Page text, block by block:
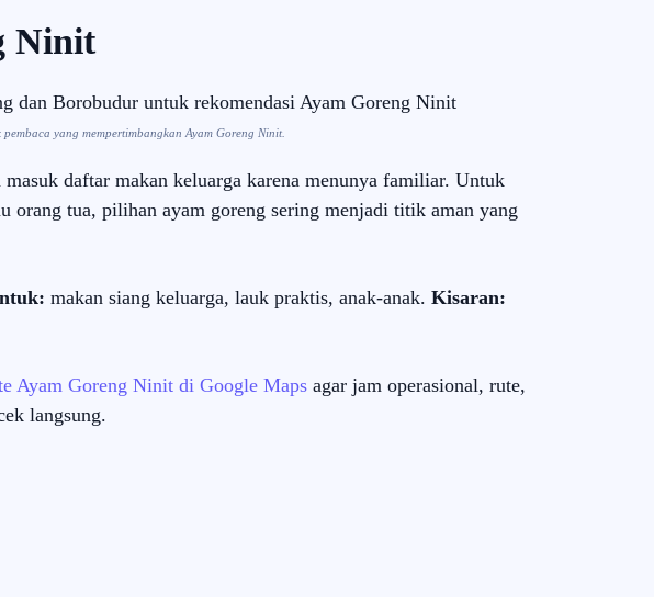
Ninit
yang mempertimbangkan Ayam Goreng Ninit.
daftar makan keluarga karena menunya familiar. Untuk
orang tua, pilihan ayam goreng sering menjadi titik aman yang
makan siang keluarga, lauk praktis, anak-anak. Kisaran:
Ayam Goreng Ninit di Google Maps agar jam operasional, rute,
langsung.